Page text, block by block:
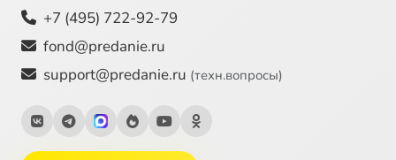
+7 (495) 722-92-79
fond@predanie.ru
support@predanie.ru (техн.вопросы)